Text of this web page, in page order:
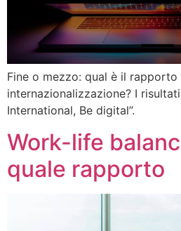
Fine o mezzo: qual è il
internazionalizzazione? I
International, Be digital”.
Work-life
quale rapporto